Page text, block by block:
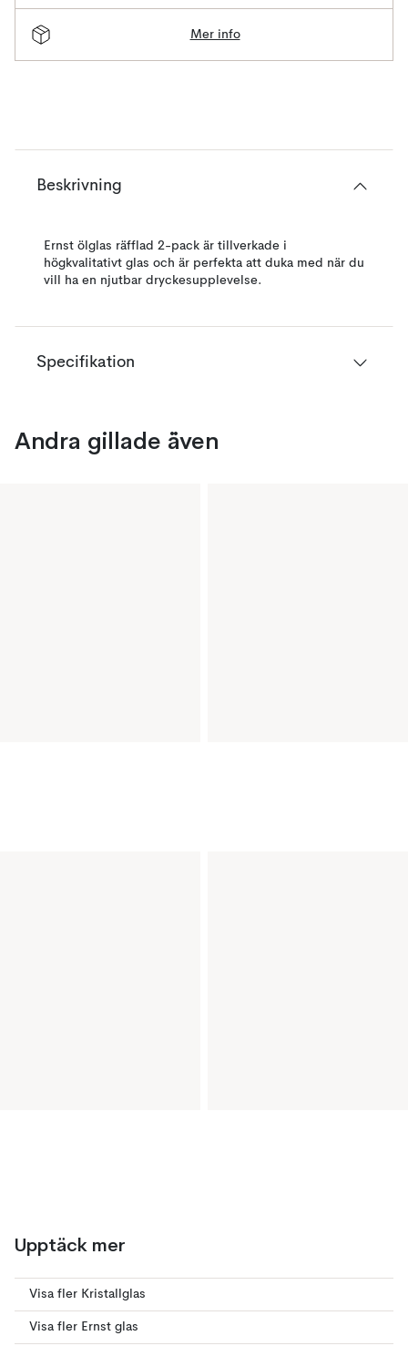
Mer info
Beskrivning
Ernst ölglas räfflad 2-pack är tillverkade i
högkvalitativt glas och är perfekta att duka med när du
vill ha en njutbar dryckesupplevelse.
Specifikation
Andra gillade även
Upptäck mer
Visa fler Kristallglas
Visa fler Ernst glas